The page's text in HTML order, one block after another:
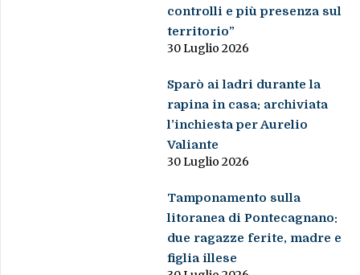
controlli e più presenza sul
territorio”
30 Luglio 2026
Sparò ai ladri durante la
rapina in casa: archiviata
l’inchiesta per Aurelio
Valiante
30 Luglio 2026
Tamponamento sulla
litoranea di Pontecagnano:
due ragazze ferite, madre e
figlia illese